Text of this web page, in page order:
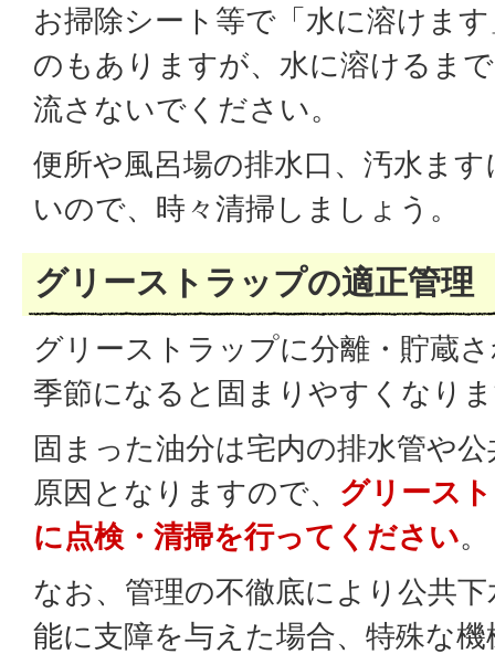
お掃除シート等で「水に溶けま
のもありますが、水に溶けるま
流さないでください。
便所や風呂場の排水口、汚水ま
いので、時々清掃しましょう。
グリーストラップの適正管理
グリーストラップに分離・貯蔵
季節になると固まりやすくなり
固まった油分は宅内の排水管や
原因となりますので、 グリース
に点検・清掃を行ってください。
なお、管理の不徹底により公共
能に支障を与えた場合、特殊な